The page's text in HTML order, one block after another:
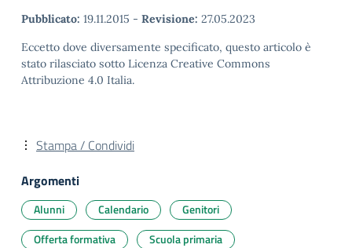
Pubblicato: 19.11.2015 - Revisione: 27.05.2023
Eccetto dove diversamente specificato, questo articolo è
stato rilasciato sotto Licenza Creative Commons
Attribuzione 4.0 Italia.
Stampa / Condividi
Argomenti
Alunni Calendario
Genitori
Offerta formativa
Scuola primaria